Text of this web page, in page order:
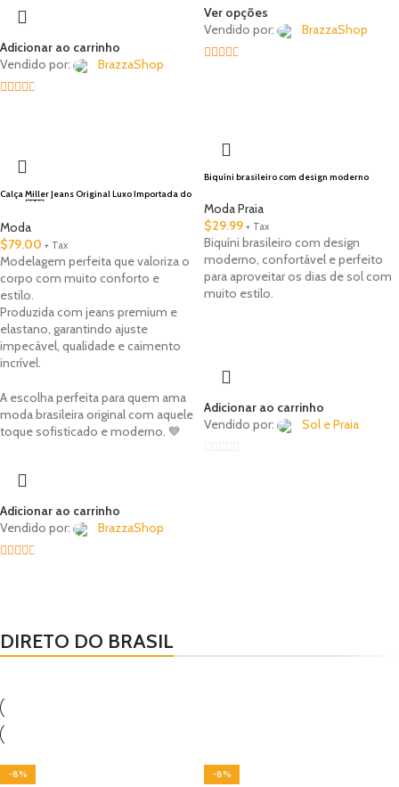
Adicionar ao carrinho
Vendido por:
BrazzaShop
Ver opções
Vendido por:
BrazzaShop
Calça Miller Jeans Original Luxo Importada do
Brasil 🇧🇷
Moda
$79.00 + Tax
Modelagem perfeita que valoriza o
corpo com muito conforto e
estilo.
Produzida com jeans premium e
elastano, garantindo ajuste
impecável, qualidade e caimento
incrível.
A escolha perfeita para quem ama
moda brasileira original com aquele
toque sofisticado e moderno. 💙
Adicionar ao carrinho
Vendido por:
BrazzaShop
Biquíni brasileiro com design moderno
Moda Praia
$29.99 + Tax
Biquíni brasileiro com design
moderno, confortável e perfeito
para aproveitar os dias de sol com
muito estilo.
Adicionar ao carrinho
Vendido por:
Sol e Praia
DIRETO DO BRASIL
-8%
-8%